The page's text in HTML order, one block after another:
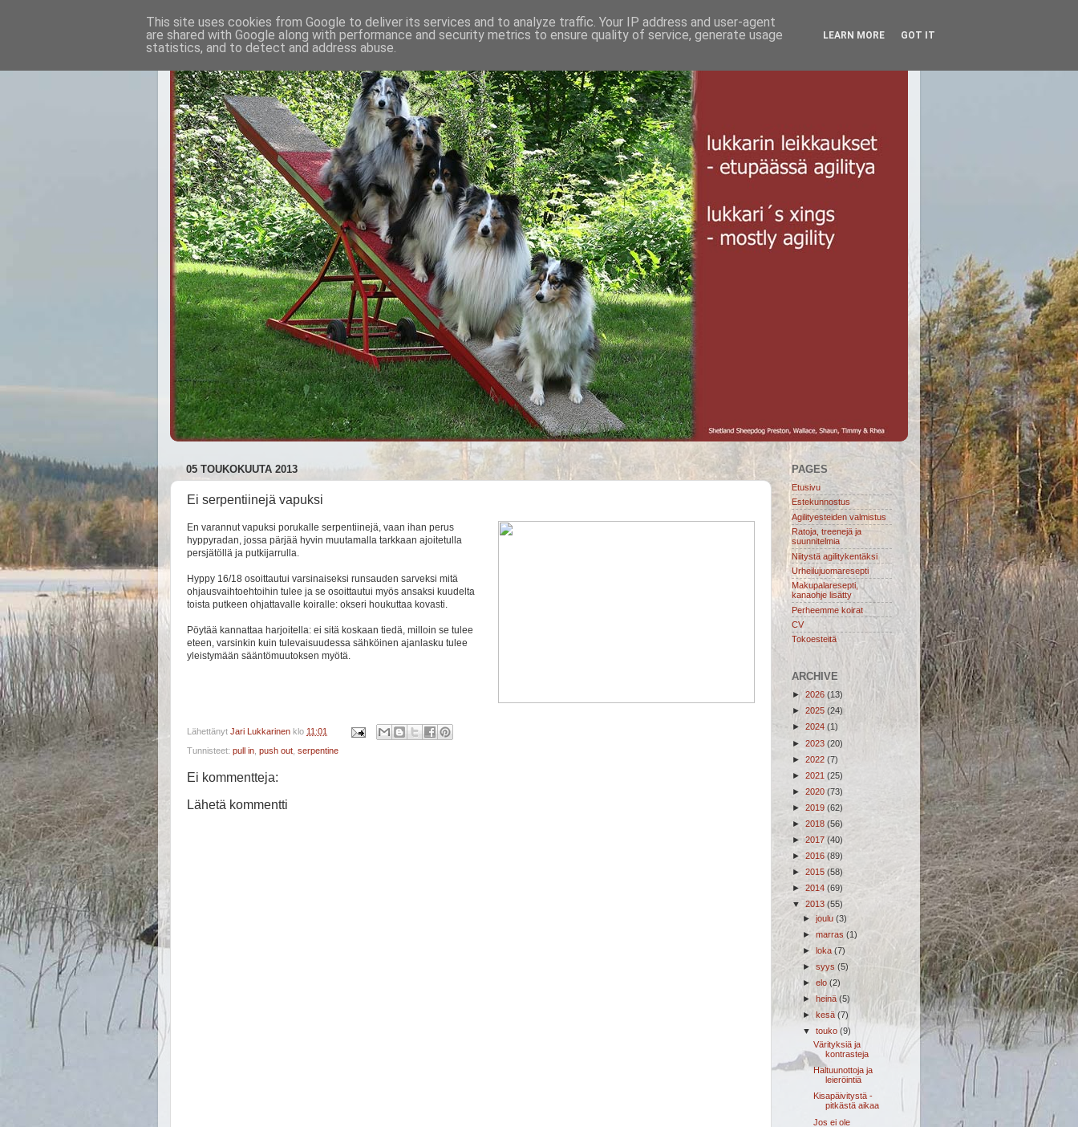
05 TOUKOKUUTA 2013
Ei serpentiinejä vapuksi
En varannut vapuksi porukalle serpentiinejä, vaan ihan perus
hyppyradan, jossa pärjää hyvin muutamalla tarkkaan ajoitetulla
persjätöllä ja putkijarrulla.
Hyppy 16/18 osoittautui varsinaiseksi runsauden sarveksi mitä
ohjausvaihtoehtoihin tulee ja se osoittautui myös ansaksi kuudelta
toista putkeen ohjattavalle koiralle: okseri houkuttaa kovasti.
Pöytää kannattaa harjoitella: ei sitä koskaan tiedä, milloin se tulee
eteen, varsinkin kuin tulevaisuudessa sähköinen ajanlasku tulee
yleistymään sääntömuutoksen myötä.
Lähettänyt Jari Lukkarinen klo 11:01
Tunnisteet: pull in push out serpentine
Ei kommentteja:
Lähetä kommentti
PAGES
Etusivu
Estekunnostus
Agilityesteiden valmistus
Ratoja, treenejä ja
suunnitelmia
Niitystä agilitykentäksi
Urheilujuomaresepti
Makupalaresepti,
kanaohje lisätty
Perheemme koirat
CV
Tokoesteitä
ARCHIVE
► 2026 (13)
► 2025 (24)
► 2024 (1)
► 2023 (20)
► 2022 (7)
► 2021 (25)
► 2020 (73)
► 2019 (62)
► 2018 (56)
►2017 (40)
►2016 (89)
► 2015 (58)
► 2014 (69)
▼ 2013 (55)
► joulu (3)
► marras (1)
► loka (7)
► syys (5)
► elo (2)
► heinä (5)
► kesä (7)
▼ touko (9)
Värityksiä ja
kontrasteja
Haltuunottoja ja
leieröintiä
Kisapäivitystä -
pitkästä aikaa
Jos ei ole
This site uses cookies from Google to deliver its services and to analyze traffic. Your IP address and user-agent
are shared with Google along with performance and security metrics to ensure quality of service, generate usage
statistics, and to detect and address abuse.
LEARN MORE GOT IT